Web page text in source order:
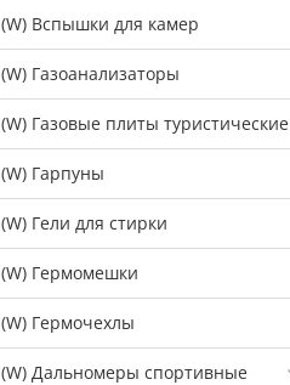
(W) Вспышки для камер
(W) Газоанализаторы
(W) Газовые плиты туристические
(W) Гарпуны
(W) Гели для стирки
(W) Гермомешки
(W) Гермочехлы
(W) Дальномеры спортивные